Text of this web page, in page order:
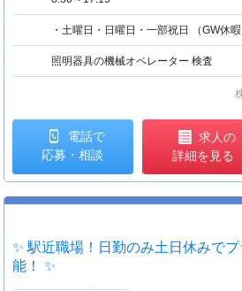
・土曜日・日曜日・一部祝日 （GW休
照明器具の機械オペレーター 検査
電話で
応募・相談
求人の
詳細を見る
✨ 駅近職場！日勤のみ土日休みで
能！ ✨